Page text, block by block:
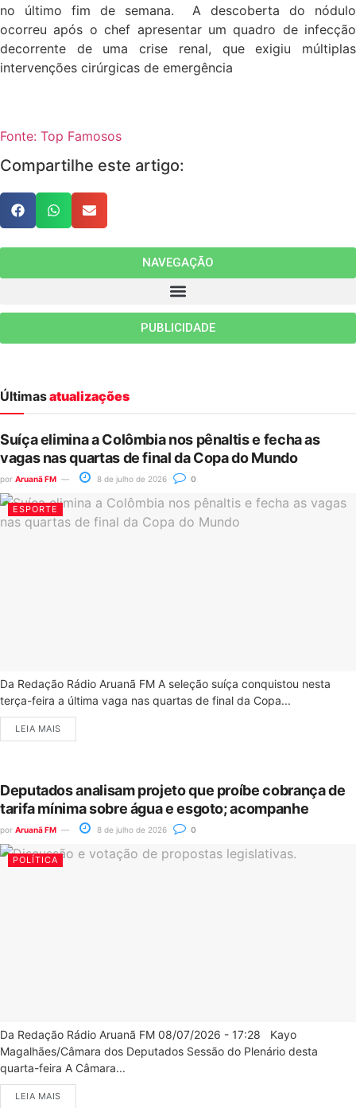
no último fim de semana. A descoberta do nódulo
ocorreu após o chef apresentar um quadro de infecção
decorrente de uma crise renal, que exigiu múltiplas
intervenções cirúrgicas de emergência
Fonte: Top Famosos
Compartilhe este artigo:
NAVEGAÇÃO
PUBLICIDADE
Últimasatualizações
Suíça elimina a Colômbia nos pênaltis e fecha as
vagas nas quartas de final da Copa do Mundo
por Aruanã FM 8 de julho de 2026 0
ESPORTE
Da Redação Rádio Aruanã FM A seleção suíça conquistou nesta
terça-feira a última vaga nas quartas de final da Copa...
LEIA MAIS
Deputados analisam projeto que proíbe cobrança de
tarifa mínima sobre água e esgoto; acompanhe
por Aruanã FM 8 de julho de 2026 0
POLÍTICA
Da Redação Rádio Aruanã FM 08/07/2026 - 17:28 Kayo
Magalhães/Câmara dos Deputados Sessão do Plenário desta
quarta-feira A Câmara...
LEIA MAIS